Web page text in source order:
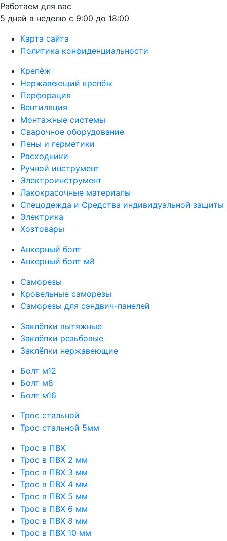
Работаем для вас
5 дней в неделю с 9:00 до 18:00
Карта сайта
Политика конфиденциальности
Крепёж
Нержавеющий крепёж
Перфорация
Вентиляция
Монтажные системы
Сварочное оборудование
Пены и герметики
Расходники
Ручной инструмент
Электроинструмент
Лакокрасочные материалы
Спецодежда и Средства индивидуальной защиты
Электрика
Хозтовары
Анкерный болт
Анкерный болт м8
Саморезы
Кровельные саморезы
Саморезы для сэндвич-панелей
Заклёпки вытяжные
Заклёпки резьбовые
Заклёпки нержавеющие
Болт м12
Болт м8
Болт м16
Трос стальной
Трос стальной 5мм
Трос в ПВХ
Трос в ПВХ 2 мм
Трос в ПВХ 3 мм
Трос в ПВХ 4 мм
Трос в ПВХ 5 мм
Трос в ПВХ 6 мм
Трос в ПВХ 8 мм
Трос в ПВХ 10 мм